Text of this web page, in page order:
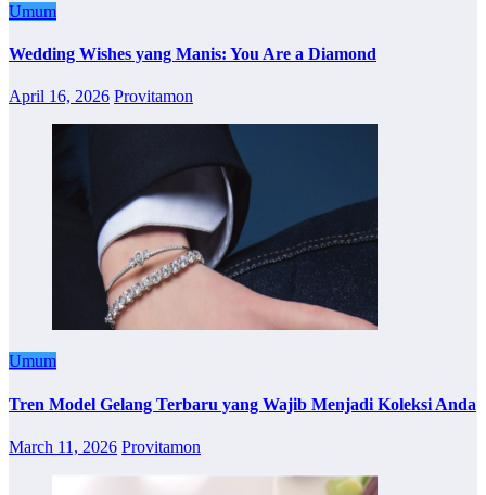
Umum
Wedding Wishes yang Manis: You Are a Diamond
April 16, 2026 Provitamon
Umum
Tren Model Gelang Terbaru yang Wajib Menjadi Koleksi Anda
March 11, 2026 Provitamon